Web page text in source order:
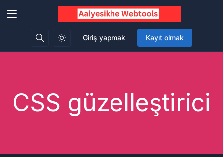
Giriş yapmak Kayıt olmak
CSS güzelleştirici